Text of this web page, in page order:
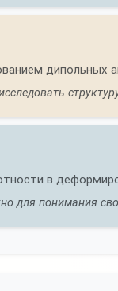
дипольных
в
для понимания